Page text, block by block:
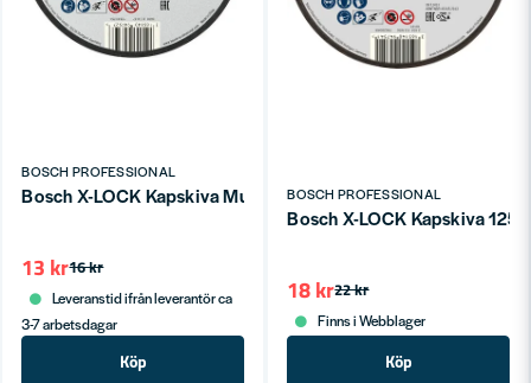
BOSCH PROFESSIONAL
Bosch X-LOCK Kapskiva Multi Construction 125x1,0x22,2mm
16 kr
13 kr
Leveranstid ifrån leverantör ca
3-7 arbetsdagar
Köp
BOSCH PROFESSIONAL
22 kr
18 kr
Finns i Webblager
Köp